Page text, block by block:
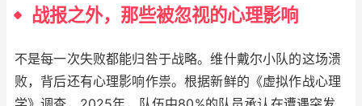
战报之外，那些被忽视的心理影响
不是每一次失败都能归咎于战略。维什戴尔小队的这场溃
败，背后还有心理影响作祟。根据新鲜的《虚拟作战心理